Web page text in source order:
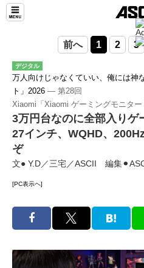
前へ 1 2 3
デジタル
万人向けじゃなくていい、俺には神
ト」2026 ― 第28回
Xiaomi「Xiaomi ゲーミングモニター
3万円台なのに全部入りゲ
27インチ、WQHD、
ぞ
文● Y.D／三宅／ASCII 編集
[PC表示へ]